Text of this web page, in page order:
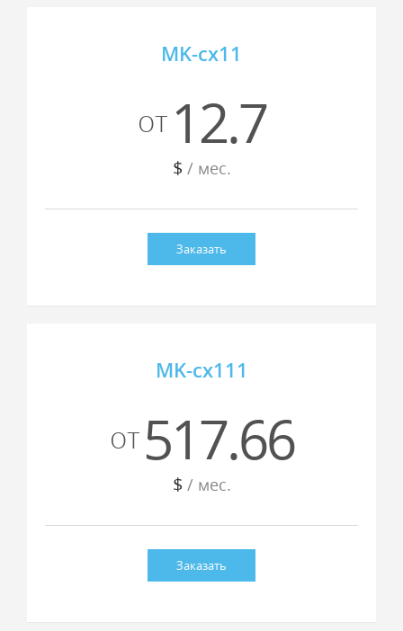
MK-cx11
от 12.7
$ / мес.
Заказать
MK-cx111
от517.66
$ / мес.
Заказать